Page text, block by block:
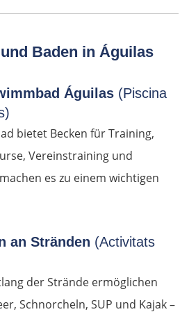
Baden in Águilas
Águilas (Piscina
bietet Becken für Training,
Vereinstraining und
es zu einem wichtigen
an Stränden (Activitats
der Strände ermöglichen
Schnorcheln, SUP und Kajak –